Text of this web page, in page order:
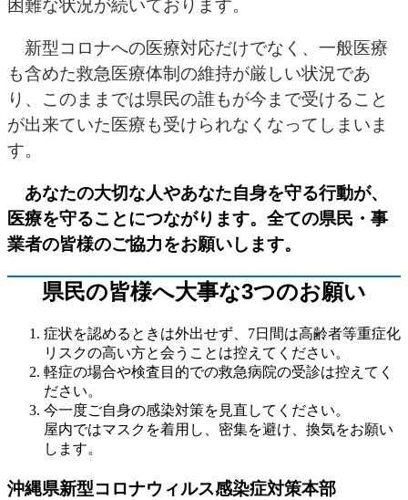
困難な状況が続いております。
新型コロナへの医療対応だけでなく、一般医療
も含めた救急医療体制の維持が厳しい状況であ
り、このままでは県民の誰もが今まで受けること
が出来ていた医療も受けられなくなってしまいま
す。
あなたの大切な人やあなた自身を守る行動が、
医療を守ることにつながります。全ての県民・事
業者の皆様のご協力をお願いします。
県民の皆様へ大事な3つのお願い
症状を認めるときは外出せず、7日間は高齢者等重症化
リスクの高い方と会うことは控えてください。
軽症の場合や検査目的での救急病院の受診は控えてく
ださい。
今一度ご自身の感染対策を見直してください。
屋内ではマスクを着用し、密集を避け、換気をお願い
します。
沖縄県新型コロナウィルス感染症対策本部